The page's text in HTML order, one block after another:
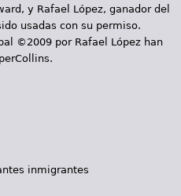
y Rafael López, ganador del
usadas con su permiso.
©2009 por Rafael López han
inmigrantes